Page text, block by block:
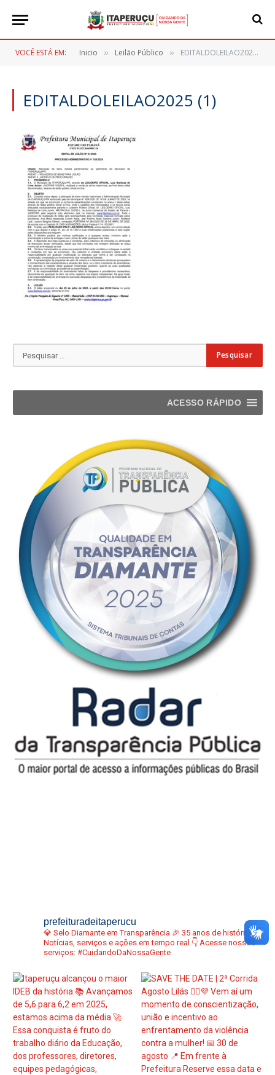
VOCÊ ESTÁ EM: Inicio » Leilão Público » EDITALDOLEILAO2025 (1)
EDITALDOLEILAO2025 (1)
ACESSO RÁPIDO
prefeituradeitaperucu
💎 Selo Diamante em Transparência 🎉 35 anos de história 📢
Notícias, serviços e ações em tempo real 👇 Acesse nossos
serviços: #CuidandoDaNossaGente